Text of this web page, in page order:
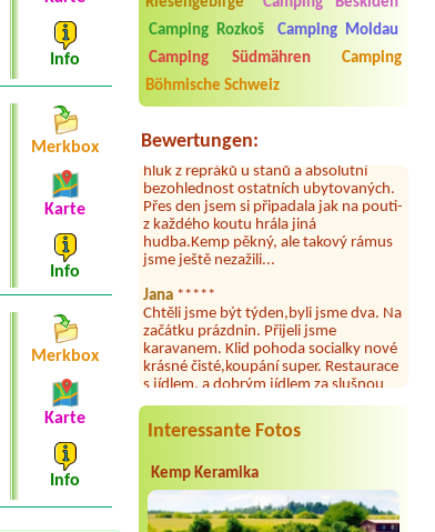
Camping Rozkoš
Camping Moldau
Camping Südmähren
Camping
Böhmische Schweiz
Bewertungen:
Byli jsme zde v týdnu od 25.7. do 1.8.
2026. Kemp jako takový je pěkný. V
umývárně i na WC bylo vždy čisto,
doplněný papír i utěrky, což při
množství návštěvníků není
Co nás ale velice zklamalo byl celodenní
hluk z repráků u stanů a absolutní
bezohlednost ostatních ubytovaných.
Přes den jsem si připadala jak na pouti-
z každého koutu hrála jiná
hudba.Kemp pěkný, ale takový rámus
jsme ještě nezažili...
Chtěli jsme být týden,byli jsme dva. Na
začátku prázdnin. Přijeli jsme
karavanem. Klid pohoda socialky nové
krásné čisté,koupání super. Restaurace
s jídlem, a dobrým jídlem za slušnou
cenu na dosah, a spoustu možností na
výlety. Veškerý personál se choval
slušně mile. Nám se v kempu líbilo.
Byli jsme zde s dětmi na 5 nocí,
výborné vybavení kempu, čisto všude.
Výborná káva, mošt i víno a další.Milí
hostitelé, vždy usměvaví a ochotní,
Interessante Fotos
Kemp Keramika
Info
Merkbox
Karte
Info
Merkbox
Karte
Info